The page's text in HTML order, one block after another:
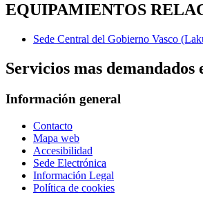
EQUIPAMIENTOS
Sede Central del Gobierno Vasco
Servicios mas demandados
Información general
Contacto
Mapa web
Accesibilidad
Sede Electrónica
Información Legal
Política de cookies